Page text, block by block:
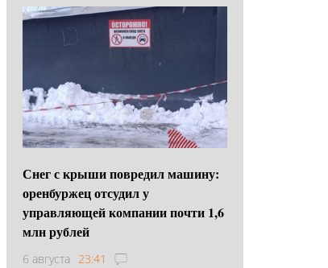
Снег с крыши повредил машину:
оренбуржец отсудил у
управляющей компании почти 1,6
млн рублей
6 августа 23:41